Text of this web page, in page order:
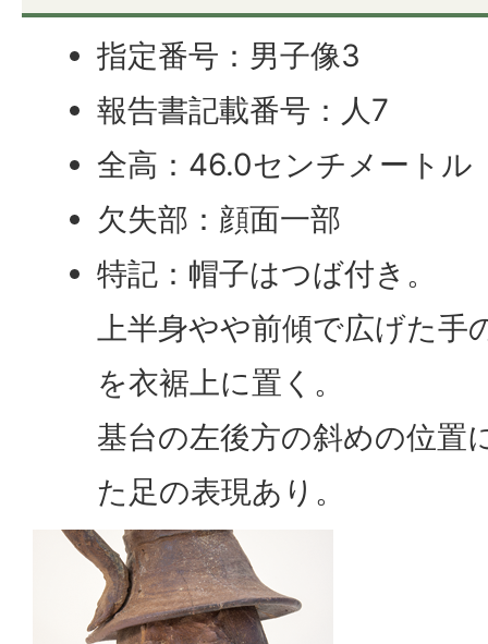
指定番号：男子像3
報告書記載番号：人7
全高：46.0センチメートル
欠失部：顔面一部
特記：帽子はつば付き。
上半身やや前傾で広げた手
を衣裾上に置く。
基台の左後方の斜めの位置
た足の表現あり。